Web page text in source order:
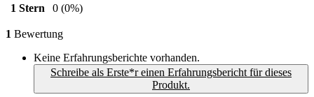
1 Stern
0 (0%)
1 Bewertung
Keine Erfahrungsberichte vorhanden.
Schreibe als Erste*r einen Erfahrungsbericht für dieses
Produkt.